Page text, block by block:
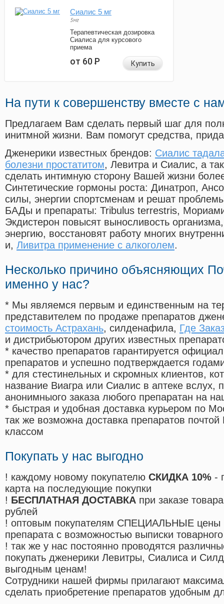
Сиалис 5 мг
5мг
Терапевтическая дозировка
Сиалиса для курсового
приема
от 60Р Купить
На пути к совершенству вместе с
Предлагаем Вам сделать первый шаг для
инитмной жизни. Вам помогут средства,
Дженерики известных брендов: Сиалис
болезни простатитом, Левитра и Сиалис, а
сделать интимную сторону Вашей жизни
Синтетические гормоны роста: Динатроп,
силы, энергии спортсменам и решат
БАДы и препараты: Tribulus terrestris,
Экдистерон повысят выносливость
энергию, восстановят работу многих
и, Ливитра применение с алкоголем.
Несколько причино объясняющих
именно у нас?
* Мы являемся первым и единственным на
представителем по продаже препаратов
стоимость Астрахань, силденафила, Где
и дистрибьютором других известных
* качество препаратов гарантируется
препаратов и успешно подтверждается
* для стестинельных и скромных клиентов,
название Виагра или Сиалис в аптеке вслух,
анонимныого заказа любого препаратан на
* быстрая и удобная доставка курьером по
так же возможна доставка препаратов
классом
Покупать у нас выгодно
! каждому новому покупателю СКИДКА 10% -
карта на последующие покупки
! БЕСПЛАТНАЯ ДОСТАВКА при заказе
рублей
! оптовым покупателям СПЕЦИАЛЬНЫЕ цены
препарата с возможностью выписки
! так же у нас постоянно проводятся
покупать дженерики Левитры, Сиалиса и
выгодным ценам!
Cотрудники нашей фирмы прилагают
сделать приобретение препаратов удобным